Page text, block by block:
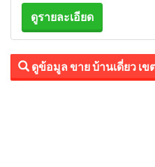
ดูรายละเอียด
ดูข้อมูล ขาย บ้านเดี่ยว เ